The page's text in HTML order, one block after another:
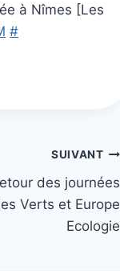
à Nîmes [Les
#
SUIVANT
des journées
Verts et Europe
Ecologie